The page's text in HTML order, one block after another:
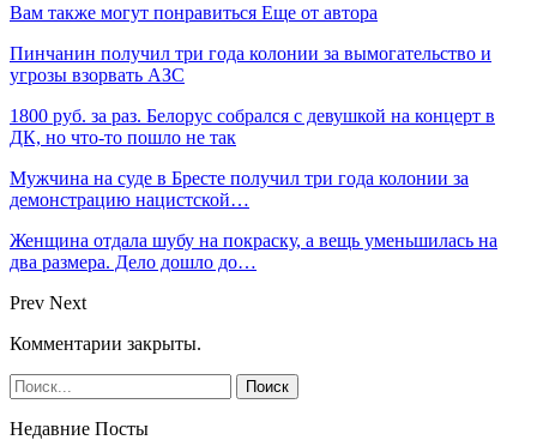
Вам также могут понравиться Еще от автора
Пинчанин получил три года колонии за вымогательство и
угрозы взорвать АЗС
1800 руб. за раз. Белорус собрался с девушкой на концерт в
ДК, но что-то пошло не так
Мужчина на суде в Бресте получил три года колонии за
демонстрацию нацистской…
Женщина отдала шубу на покраску, а вещь уменьшилась на
два размера. Дело дошло до…
Prev Next
Комментарии закрыты.
Недавние Посты